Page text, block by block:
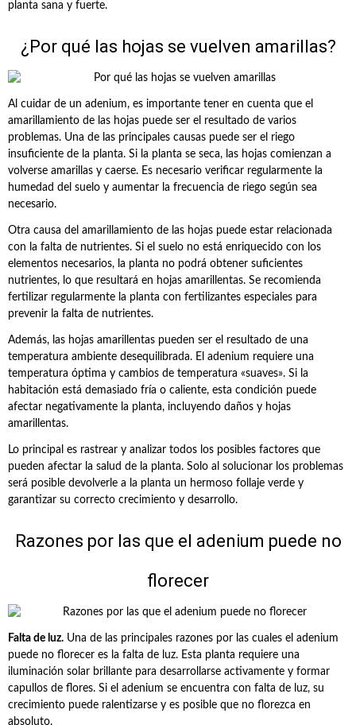
planta sana y fuerte.
¿Por qué las hojas se vuelven amarillas?
Al cuidar de un adenium, es importante tener en cuenta que el
amarillamiento de las hojas puede ser el resultado de varios
problemas. Una de las principales causas puede ser el riego
insuficiente de la planta. Si la planta se seca, las hojas comienzan a
volverse amarillas y caerse. Es necesario verificar regularmente la
humedad del suelo y aumentar la frecuencia de riego según sea
necesario.
Otra causa del amarillamiento de las hojas puede estar relacionada
con la falta de nutrientes. Si el suelo no está enriquecido con los
elementos necesarios, la planta no podrá obtener suficientes
nutrientes, lo que resultará en hojas amarillentas. Se recomienda
fertilizar regularmente la planta con fertilizantes especiales para
prevenir la falta de nutrientes.
Además, las hojas amarillentas pueden ser el resultado de una
temperatura ambiente desequilibrada. El adenium requiere una
temperatura óptima y cambios de temperatura «suaves». Si la
habitación está demasiado fría o caliente, esta condición puede
afectar negativamente la planta, incluyendo daños y hojas
amarillentas.
Lo principal es rastrear y analizar todos los posibles factores que
pueden afectar la salud de la planta. Solo al solucionar los problemas
será posible devolverle a la planta un hermoso follaje verde y
garantizar su correcto crecimiento y desarrollo.
Razones por las que el adenium puede no
florecer
Falta de luz. Una de las principales razones por las cuales el adenium
puede no florecer es la falta de luz. Esta planta requiere una
iluminación solar brillante para desarrollarse activamente y formar
capullos de flores. Si el adenium se encuentra con falta de luz, su
crecimiento puede ralentizarse y es posible que no florezca en
absoluto.